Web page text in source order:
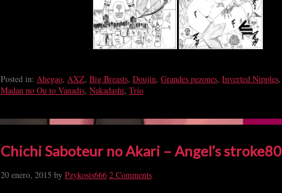
Posted in: Ahegao, AXZ, Big Breasts, Doujin, Grandes pezones, Inverted Nipples,
Madan no Ou to Vanadis, Nakadashi, Trío
Chichi Saboteur no Akari – Angel’s stroke80
20 enero, 2015 by Pzykosis666 2 Comments